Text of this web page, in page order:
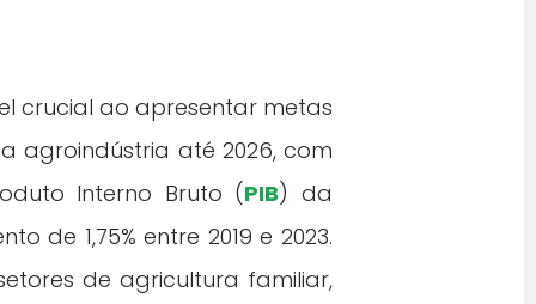
crucial ao apresentar metas
agroindústria até 2026, com
Interno Bruto (PIB) da
de 1,75% entre 2019 e 2023.
de agricultura familiar,